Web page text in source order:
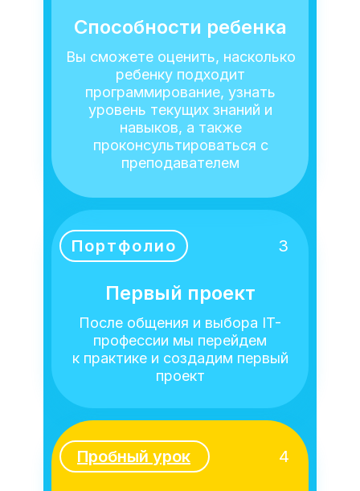
После общения и выбора IT-
профессии мы перейдем
к практике и создадим первый
проект
Вы сможете оценить, насколько
ребенку подходит
программирование, узнать
уровень текущих знаний и
навыков, а также
проконсультироваться с
преподавателем
Пробный урок
Портфолио
Первый проект
Способности ребенка
3
4